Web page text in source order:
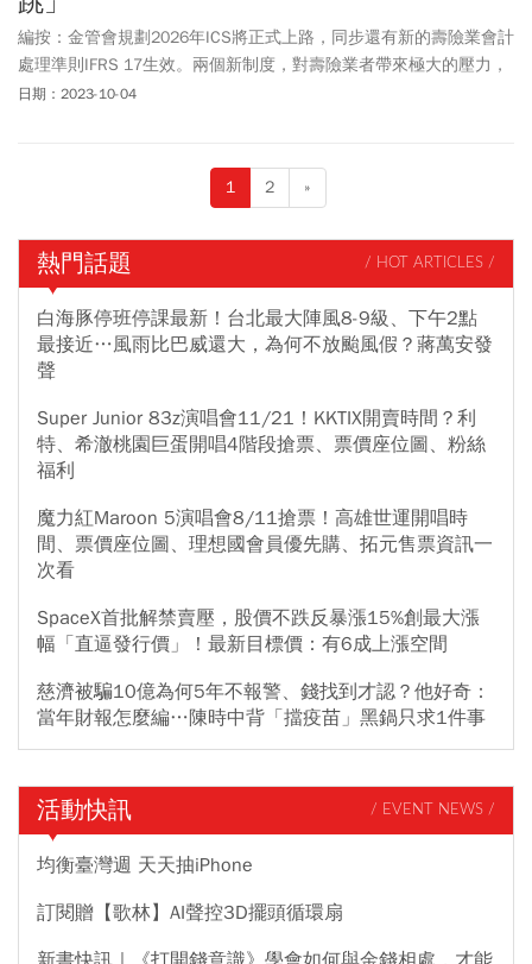
編按：金管會規劃2026年ICS將正式上路，同步還有新的壽險業會計
處理準則IFRS 17生效。兩個新制度，對壽險業者帶來極大的壓力，
並且恐怕會造成負債金額增加，也會影響股息。立法委員鍾佳濱週
資金運用》內文質詢，請教他報導中點出的問題對不對？得到了黃
天牧的認可。鍾佳濱指出，壽險業接軌ICS的難關，像是過往賣太多
債管理困難、難以增資。其次則是保單價值差額準備金列負債，讓
業者得提更多額外資本因應。他對金管會有兩個訴求，一是要求成
立「金融發展局」的可能性，並於3個月內提交書面報告；二是針對
「壽險業接軌IFRS 17及ICS2.0，保障國內投保人權益，建立獨立監
理報表」可行性研究，並於2個月內提交書面報告。
日期：2023-10-04
1 2 »
熱門話題 / HOT ARTICLES /
白海豚停班停課最新！台北最大陣風8-9級、下午2點
最接近…風雨比巴威還大，為何不放颱風假？蔣萬安發
聲
Super Junior 83z演唱會11/21！KKTIX開賣時間？利
特、希澈桃園巨蛋開唱4階段搶票、票價座位圖、粉絲
福利
魔力紅Maroon 5演唱會8/11搶票！高雄世運開唱時
間、票價座位圖、理想國會員優先購、拓元售票資訊一
次看
SpaceX首批解禁賣壓，股價不跌反暴漲15%創最大漲
幅「直逼發行價」！最新目標價：有6成上漲空間
慈濟被騙10億為何5年不報警、錢找到才認？他好奇：
當年財報怎麼編…陳時中背「擋疫苗」黑鍋只求1件事
活動快訊 / EVENT NEWS /
均衡臺灣週 天天抽iPhone
訂閱贈【歌林】AI聲控3D擺頭循環扇